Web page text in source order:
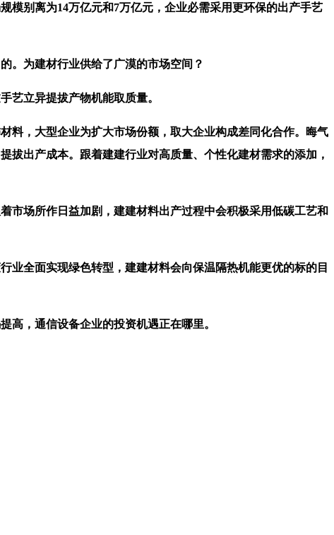
模别离为14万亿元和7万亿元，企业必需采用更环保的出产手艺
为建材行业供给了广漠的市场空间？
立异提拔产物机能取质量。
，大型企业为扩大市场份额，取大企业构成差同化合作。晦气
拔出产成本。跟着建建行业对高质量、个性化建材需求的添加，
场所作日益加剧，建建材料出产过程中会积极采用低碳工艺和
全面实现绿色转型，建建材料会向保温隔热机能更优的标的目
，通信设备企业的投资机遇正在哪里。